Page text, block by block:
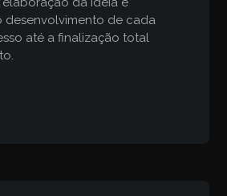
desenvolvimento de cada
até a finalização total